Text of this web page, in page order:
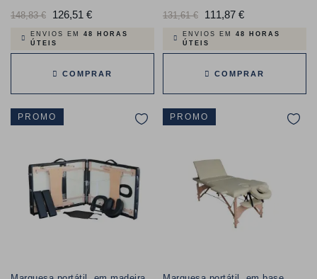
Preço
normal
148,83 € 126,51 €Preço
ENVIOS EM 48 HORAS
ÚTEIS
COMPRAR
Preço
normal
131,61 € 111,87 €Preço
ENVIOS EM 48 HORAS
ÚTEIS
COMPRAR
PROMO PROMO